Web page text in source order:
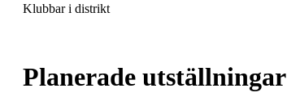
Klubbar i distrikt
Planerade utställningar